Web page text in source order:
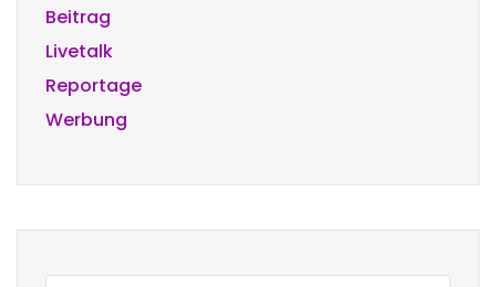
Beitrag
Livetalk
Reportage
Werbung